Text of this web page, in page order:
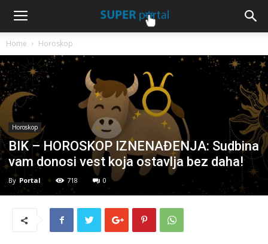
Home Horoskop
Horoskop
BIK – HOROSKOP IZNENAĐENJA: Sudbina
vam donosi vest koja ostavlja bez daha!
By Portal 718 0